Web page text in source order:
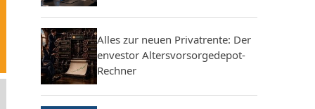
Alles zur neuen Privatrente: Der
envestor Altersvorsorgedepot-
Rechner